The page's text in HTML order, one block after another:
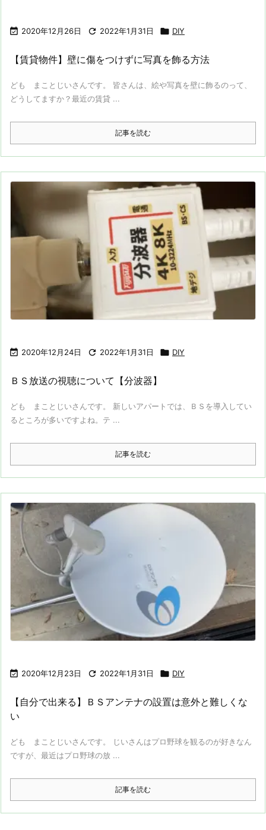
 2020年12月26日  2022年1月31日  DIY
【賃貸物件】壁に傷をつけずに写真を飾る方法
ども まことじいさんです。 皆さんは、絵や写真を壁に飾るのって、
どうしてますか？最近の賃貸 ...
記事を読む
 2020年12月24日  2022年1月31日  DIY
ＢＳ放送の視聴について【分波器】
ども まことじいさんです。 新しいアパートでは、ＢＳを導入してい
るところが多いですよね。テ ...
記事を読む
 2020年12月23日  2022年1月31日  DIY
【自分で出来る】ＢＳアンテナの設置は意外と難しくな
い
ども まことじいさんです。 じいさんはプロ野球を観るのが好きなん
ですが、最近はプロ野球の放 ...
記事を読む